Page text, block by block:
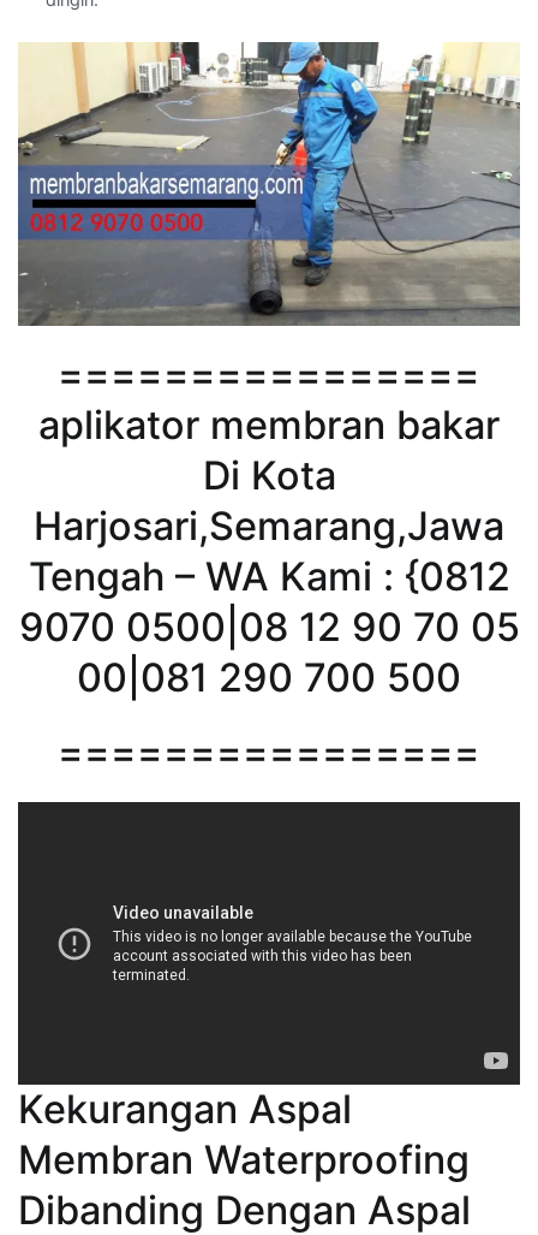
================
aplikator membran bakar
Di Kota
Harjosari,Semarang,Jawa
Tengah – WA Kami : {0812
9070 0500|08 12 90 70 05
00|081 290 700 500
================
Kekurangan Aspal
Membran Waterproofing
Dibanding Dengan Aspal